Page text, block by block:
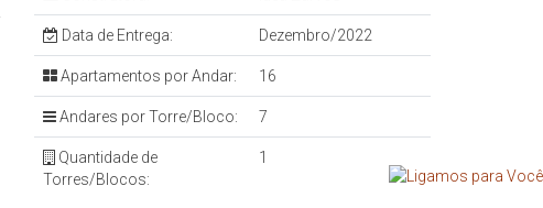
Data de Entrega: Dezembro/2022
Apartamentos por Andar: 16
Andares por Torre/Bloco: 7
Quantidade de
Torres/Blocos:
1